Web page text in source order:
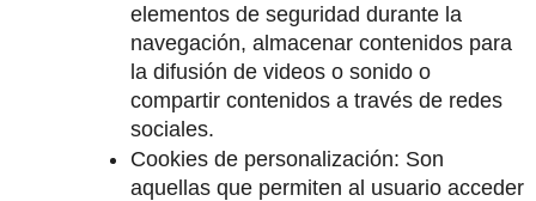
elementos de seguridad durante la
navegación, almacenar contenidos para
la difusión de videos o sonido o
compartir contenidos a través de redes
sociales.
Cookies de personalización: Son
aquellas que permiten al usuario acceder